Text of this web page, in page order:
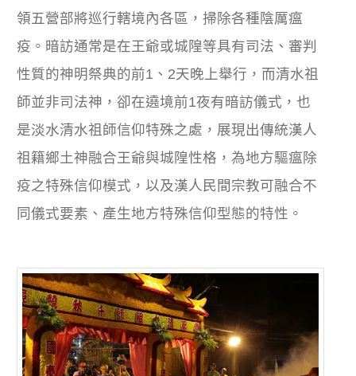
領五營部將巡行轄境內各區，掃除各種陰厲瘟
疫。暗訪通常是在王爺或城隍等具有司法、審判
性質的神明祭典的前1、2天晚上舉行，而清水祖
師並非司法神，卻在遶境前1夜有暗訪儀式，也
是淡水清水祖師信仰特殊之處，展現出傳統漢人
祖籍鄉土神融合王爺與城隍性格，為地方驅瘟除
疫之特殊信仰模式，以及漢人民間宗教可融合不
同儀式要素、產生地方特殊信仰型態的特性。